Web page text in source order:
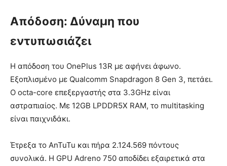
Απόδοση: Δύναμη που
εντυπωσιάζει
Η απόδοση του OnePlus 13R με αφήνει άφωνο.
Εξοπλισμένο με Qualcomm Snapdragon 8 Gen 3, πετάει.
Ο octa-core επεξεργαστής στα 3.3GHz είναι
αστραπιαίος. Με 12GB LPDDR5X RAM, το multitasking
είναι παιχνιδάκι.
Έτρεξα το AnTuTu και πήρα 2.124.569 πόντους
συνολικά. Η GPU Adreno 750 αποδίδει εξαιρετικά στα